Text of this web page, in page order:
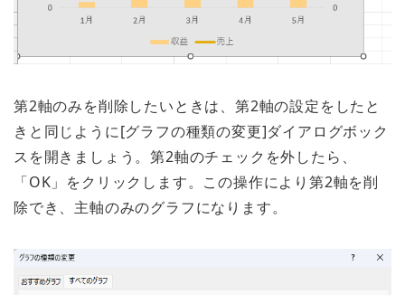
第2軸のみを削除したいときは、第2軸の設定をしたと
きと同じように[グラフの種類の変更]ダイアログボック
スを開きましょう。第2軸のチェックを外したら、
「OK」をクリックします。この操作により第2軸を削
除でき、主軸のみのグラフになります。